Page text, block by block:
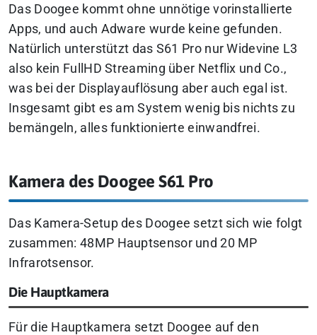
Das Doogee kommt ohne unnötige vorinstallierte
Apps, und auch Adware wurde keine gefunden.
Natürlich unterstützt das S61 Pro nur Widevine L3
also kein FullHD Streaming über Netflix und Co.,
was bei der Displayauflösung aber auch egal ist.
Insgesamt gibt es am System wenig bis nichts zu
bemängeln, alles funktionierte einwandfrei.
Kamera des Doogee S61 Pro
Das Kamera-Setup des Doogee setzt sich wie folgt
zusammen: 48MP Hauptsensor und 20 MP
Infrarotsensor.
Die Hauptkamera
Für die Hauptkamera setzt Doogee auf den